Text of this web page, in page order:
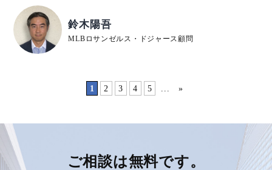
鈴木陽吾
MLBロサンゼルス・ドジャース顧問
1 2 3 4 5 »
ご相談は無料です。